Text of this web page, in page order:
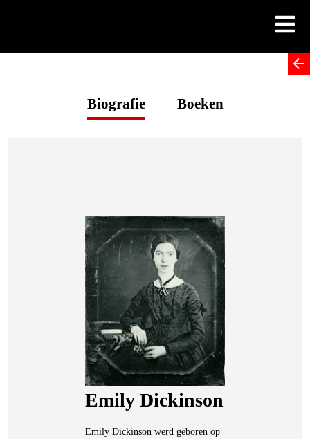
Biografie Boeken
Emily Dickinson
Emily Dickinson werd geboren op